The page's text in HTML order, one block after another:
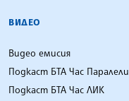
ВИДЕО
Видео емисия
Подкаст БТА Час Паралели
Подкаст БТА Час ЛИК